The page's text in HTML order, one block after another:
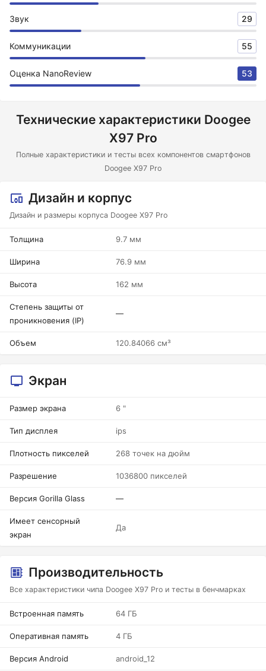
Звук 29
Коммуникации 55
Оценка NanoReview 53
Технические характеристики Doogee
X97 Pro
Полные характеристики и тесты всех компонентов смартфонов
Doogee X97 Pro
Дизайн и корпус
Дизайн и размеры корпуса Doogee X97 Pro
Толщина 9.7 мм
Ширина 76.9 мм
Высота 162 мм
Степень защиты от
проникновения (IP)
—
Объем 120.84066 см³
Экран
Размер экрана 6 "
Тип дисплея ips
Плотность пикселей 268 точек на дюйм
Разрешение 1036800 пикселей
Версия Gorilla Glass —
Имеет сенсорный
экран
Да
Производительность
Все характеристики чипа Doogee X97 Pro и тесты в бенчмарках
Встроенная память 64 ГБ
Оперативная память 4 ГБ
Версия Android android_12